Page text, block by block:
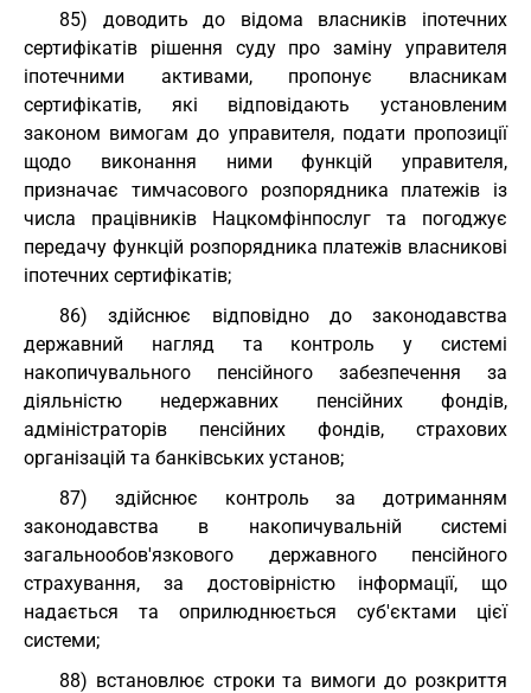
85) доводить до відома власників іпотечних
сертифікатів рішення суду про заміну управителя
іпотечними активами, пропонує власникам
сертифікатів, які відповідають установленим
законом вимогам до управителя, подати пропозиції
щодо виконання ними функцій управителя,
призначає тимчасового розпорядника платежів із
числа працівників Нацкомфінпослуг та погоджує
передачу функцій розпорядника платежів власникові
іпотечних сертифікатів;
86) здійснює відповідно до законодавства
державний нагляд та контроль у системі
накопичувального пенсійного забезпечення за
діяльністю недержавних пенсійних фондів,
адміністраторів пенсійних фондів, страхових
організацій та банківських установ;
87) здійснює контроль за дотриманням
законодавства в накопичувальній системі
загальнообов'язкового державного пенсійного
страхування, за достовірністю інформації, що
надається та оприлюднюється суб'єктами цієї
системи;
88) встановлює строки та вимоги до розкриття